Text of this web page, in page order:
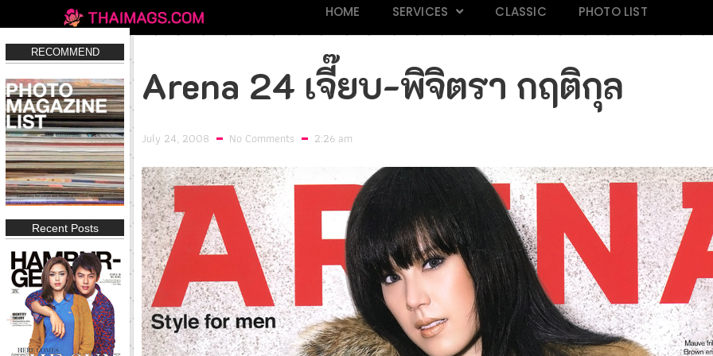
HOME SERVICES CLASSIC PHOTO LIST
RECOMMEND
Recent Posts
Arena 24 เจี๊ยบ-พิจิตรา กฤติกุล
July 24, 2008 No Comments 2:26 am
IN Magazine 197
Click
IN Magazine 194
Click
FHM THAILAND 118
Click
Mars Magazine 28
Click
Praew 813
Click
IN